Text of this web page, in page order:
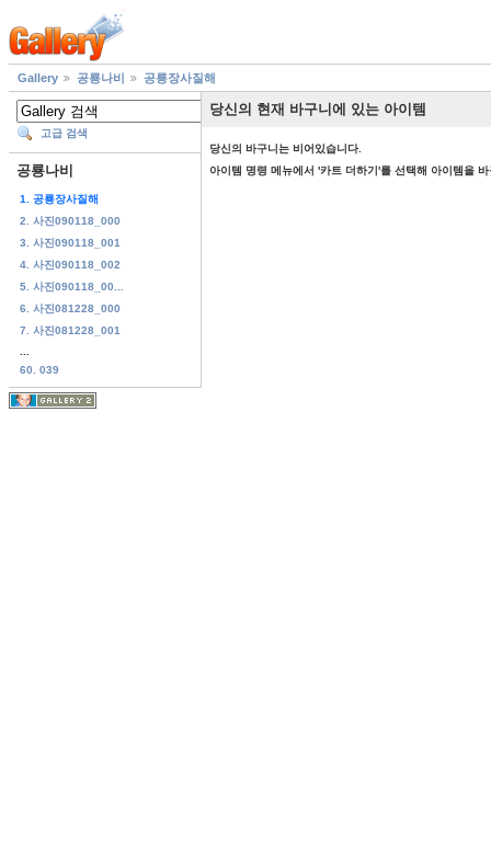
Gallery 공룡나비 공룡장사질해
고급 검색
공룡나비
1. 공룡장사질해
2. 사진090118_000
3. 사진090118_001
4. 사진090118_002
5. 사진090118_00...
6. 사진081228_000
7. 사진081228_001
60. 039
당신의 현재 바구니에 있는 아이템
당신의 바구니는 비어있습니다.
아이템 명령 메뉴에서 '카트 더하기'를 선택해 아이템을